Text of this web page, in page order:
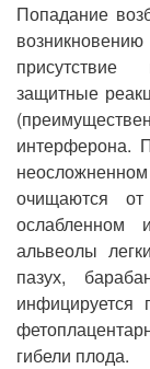
Попадание
защитные
интерферона.
очищаются
ослабленном
альвеолы
пазух,
инфицируется
гибели плода.